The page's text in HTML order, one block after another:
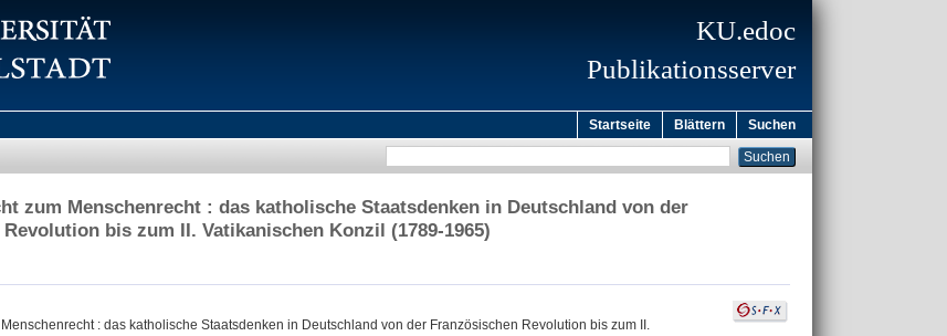
KU.edoc
Publikationsserver
Startseite Blättern Suchen
zum Menschenrecht : das katholische Staatsdenken in Deutschland von der
bis zum II. Vatikanischen Konzil (1789-1965)
: das katholische Staatsdenken in Deutschland von der Französischen Revolution bis zum II.